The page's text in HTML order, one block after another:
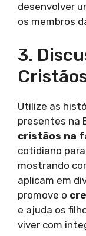
desenvolver
os membros
3.
Utilize as
presentes na
cristãos na
cotidiano
mostrando
aplicam em
promove o
e ajuda os
viver com